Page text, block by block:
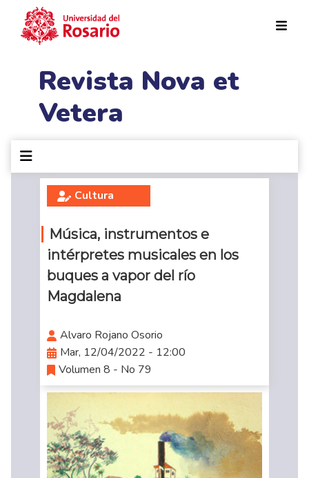
Revista Nova et
Vetera
Cultura
Música, instrumentos e
intérpretes musicales en los
buques a vapor del río
Magdalena
Alvaro Rojano Osorio
Mar, 12/04/2022 - 12:00
Volumen 8 - No 79